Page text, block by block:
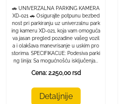
🚗 UNIVERZALNA PARKING KAMERA
XD-021 🚗 Osigurajte potpunu bezbed
nost pri parkiranju uz univerzalnu park
ing kameru XD-021, koja vam omoguća
va jasan pregled pozadine vašeg vozil
a i olakšava manevrisanje u uskim pro
storima. SPECIFIKACIJE: Podesiva parki
ng linija: Sa mogućnošću isključenja...
Cena: 2.250,00 rsd
Detaljnije